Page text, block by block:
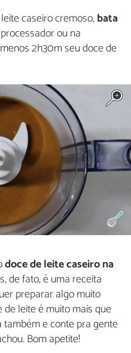
caseiro cremoso,bata
ou na
2h30m seu doce de
doce de leite caseiro na
de fato, é uma receita
preparar algo muito
leite é muito mais que
e conte pra gente
Bom apetite!